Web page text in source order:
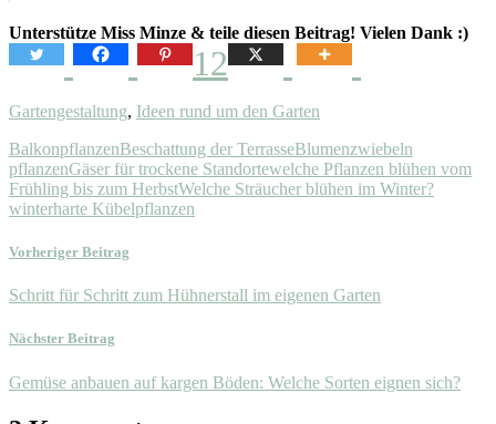
Unterstütze Miss Minze & teile diesen Beitrag! Vielen Dank :)
12
Gartengestaltung, Ideen rund um den Garten
BalkonpflanzenBeschattung der TerrasseBlumenzwiebeln
pflanzenGäser für trockene Standortewelche Pflanzen blühen vom
Frühling bis zum HerbstWelche Sträucher blühen im Winter?
winterharte Kübelpflanzen
Vorheriger Beitrag
Schritt für Schritt zum Hühnerstall im eigenen Garten
Nächster Beitrag
Gemüse anbauen auf kargen Böden: Welche Sorten eignen sich?